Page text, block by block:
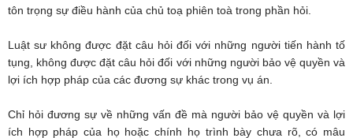
tôn trọng sự điều hành của chủ toạ phiên toà trong phần hỏi.
Luật sư không được đặt câu hỏi đối với những người tiến hành tố
tụng, không được đặt câu hỏi đối với những người bảo vệ quyền và
lợi ích hợp pháp của các đương sự khác trong vụ án.
Chỉ hỏi đương sự về những vấn đề mà người bảo vệ quyền và lợi
ích hợp pháp của họ hoặc chính họ trình bày chưa rõ, có mâu